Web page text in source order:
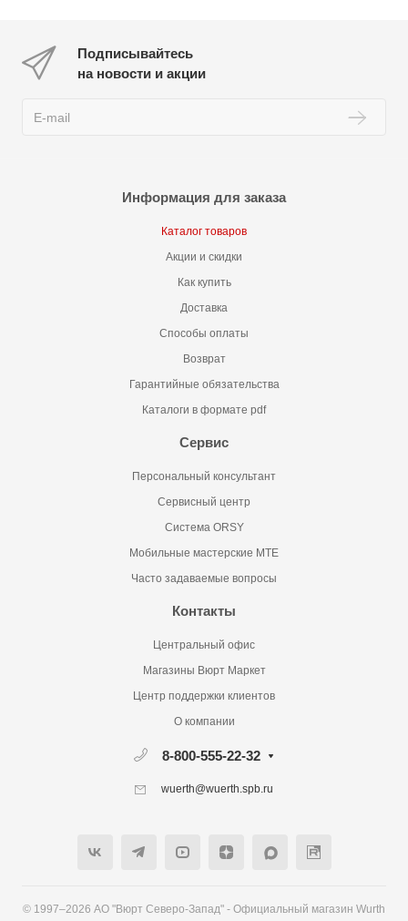
Подписывайтесь
на новости и акции
Информация для заказа
Каталог товаров
Акции и скидки
Как купить
Доставка
Способы оплаты
Возврат
Гарантийные обязательства
Каталоги в формате pdf
Сервис
Персональный консультант
Сервисный центр
Система ORSY
Мобильные мастерские MTE
Часто задаваемые вопросы
Контакты
Центральный офис
Магазины Вюрт Маркет
Центр поддержки клиентов
О компании
8-800-555-22-32
wuerth@wuerth.spb.ru
© 1997–2026 АО "Вюрт Северо-Запад" - Официальный магазин Wurth